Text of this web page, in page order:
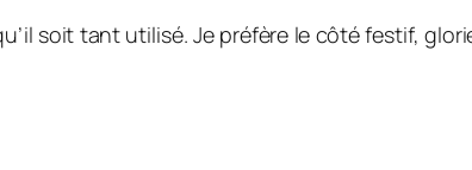
soit tant utilisé. Je préfère le côté festif,